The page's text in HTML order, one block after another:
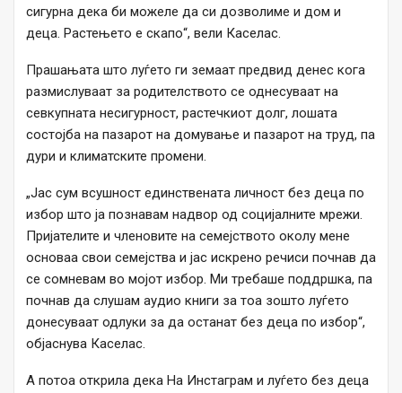
сигурна дека би можеле да си дозволиме и дом и
деца. Растењето е скапо“, вели Каселас.
Прашањата што луѓето ги земаат предвид денес кога
размислуваат за родителството се однесуваат на
севкупната несигурност, растечкиот долг, лошата
состојба на пазарот на домување и пазарот на труд, па
дури и климатските промени.
„Јас сум всушност единствената личност без деца по
избор што ја познавам надвор од социјалните мрежи.
Пријателите и членовите на семејството околу мене
основаа свои семејства и јас искрено речиси почнав да
се сомневам во мојот избор. Ми требаше поддршка, па
почнав да слушам аудио книги за тоа зошто луѓето
донесуваат одлуки за да останат без деца по избор“,
објаснува Каселас.
А потоа открила дека На Инстаграм и луѓето без деца